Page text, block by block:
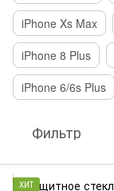
iPhone Xs Max
iPhone 8 Plus
iPhone 6/6s Plus
Фильтр
ХИТ